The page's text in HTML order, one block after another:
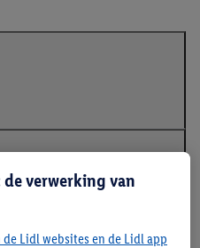
verwerking van
Lidl websites en de Lidl app